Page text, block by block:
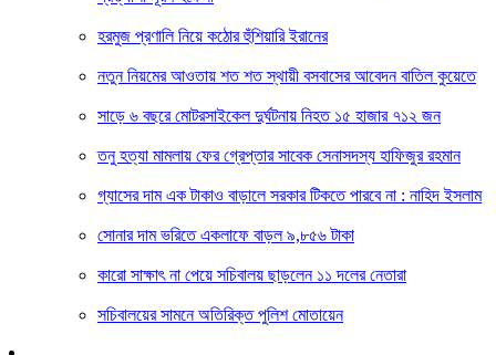
হরমুজ প্রণালি নিয়ে কঠোর হুঁশিয়ারি ইরানের
নতুন নিয়মের আওতায় শত শত স্থায়ী বসবাসের আবেদন বাতিল কুয়েতে
সাড়ে ৬ বছরে মোটরসাইকেল দুর্ঘটনায় নিহত ১৫ হাজার ৭১২ জন
তনু হত্যা মামলায় ফের গ্রেপ্তার সাবেক সেনাসদস্য হাফিজুর রহমান
গ্যাসের দাম এক টাকাও বাড়ালে সরকার টিকতে পারবে না : নাহিদ ইসলাম
সোনার দাম ভরিতে একলাফে বাড়ল ৯,৮৫৬ টাকা
কারো সাক্ষাৎ না পেয়ে সচিবালয় ছাড়লেন ১১ দলের নেতারা
সচিবালয়ের সামনে অতিরিক্ত পুলিশ মোতায়েন